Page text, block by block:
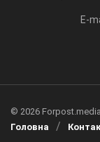
E-
© 2026 Forpost.media
Головна